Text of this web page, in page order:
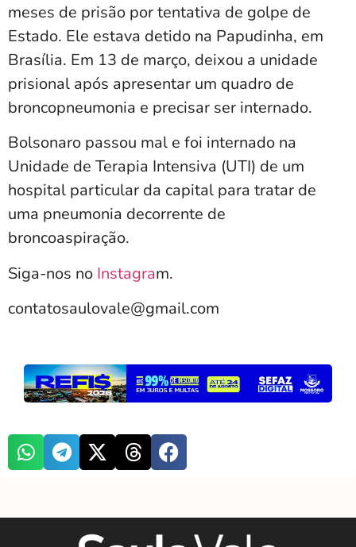
meses de prisão por tentativa de golpe de
Estado. Ele estava detido na Papudinha, em
Brasília. Em 13 de março, deixou a unidade
prisional após apresentar um quadro de
broncopneumonia e precisar ser internado.
Bolsonaro passou mal e foi internado na
Unidade de Terapia Intensiva (UTI) de um
hospital particular da capital para tratar de
uma pneumonia decorrente de
broncoaspiração.
Siga-nos no Instagram.
contatosaulovale@gmail.com